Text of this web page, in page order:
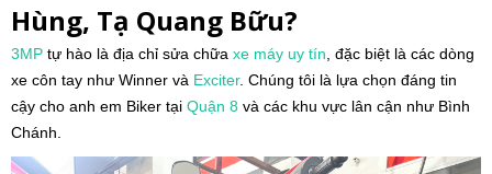
Hùng, Tạ Quang Bữu?
3MP tự hào là địa chỉ sửa chữa xe máy uy tín , đặc biệt là các dòng
xe côn tay như Winner và Exciter. Chúng tôi là lựa chọn đáng tin
cậy cho anh em Biker tại Quận 8 và các khu vực lân cận như Bình
Chánh.